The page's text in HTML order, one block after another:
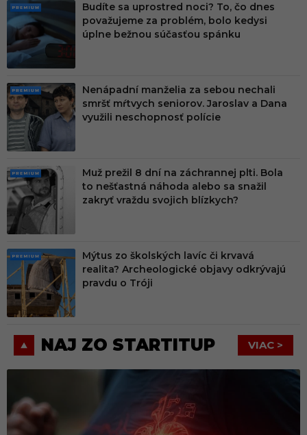
PRE
MIU
M
Budíte sa uprostred noci? To, čo dnes
považujeme za problém, bolo kedysi
úplne bežnou súčasťou spánku
PRE
MIU
M
Nenápadní manželia za sebou nechali
smršť mŕtvych seniorov. Jaroslav a Dana
využili neschopnosť polície
PRE
MIU
M
Muž prežil 8 dní na záchrannej plti. Bola
to nešťastná náhoda alebo sa snažil
zakryť vraždu svojich blízkych?
PRE
MIU
M
Mýtus zo školských lavíc či krvavá
realita? Archeologické objavy odkrývajú
pravdu o Tróji
NAJ ZO STARTITUP VIAC >